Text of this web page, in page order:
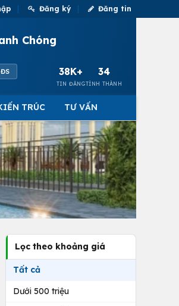
Đăng ký Đăng tin
Chóng
38K+
TIN ĐĂNG
34
TỈNH THÀNH
TRÚC TƯ VẤN
Lọc theo khoảng giá
Tất cả
Dưới 500 triệu